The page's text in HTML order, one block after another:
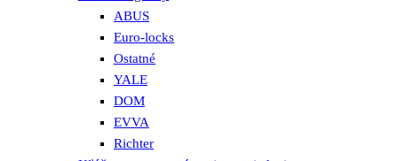
ABUS
Euro-locks
Ostatné
YALE
DOM
EVVA
Richter